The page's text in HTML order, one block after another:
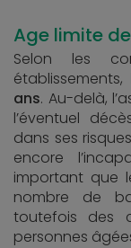
Age limite
Selon les
établissements,
ans. Au-delà,
l’éventuel
dans ses
encore
important que
nombre de
toutefois des
personnes